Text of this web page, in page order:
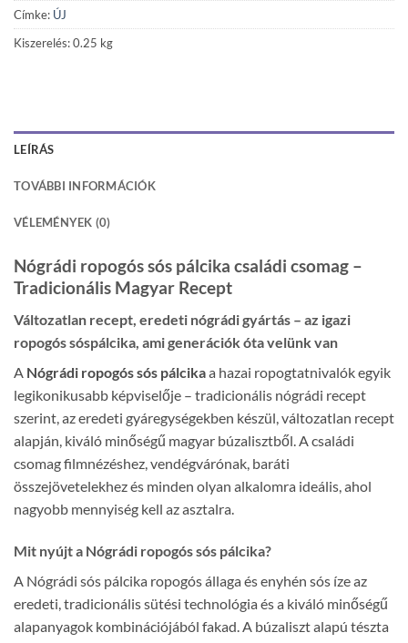
Címke: ÚJ
Kiszerelés: 0.25 kg
LEÍRÁS
TOVÁBBI INFORMÁCIÓK
VÉLEMÉNYEK (0)
Nógrádi ropogós sós pálcika családi csomag –
Tradicionális Magyar Recept
Változatlan recept, eredeti nógrádi gyártás – az igazi
ropogós sóspálcika, ami generációk óta velünk van
A Nógrádi ropogós sós pálcikaa hazai ropogtatnivalók egyik
legikonikusabb képviselője – tradicionális nógrádi recept
szerint, az eredeti gyáregységekben készül, változatlan recept
alapján, kiváló minőségű magyar búzalisztből. A családi
csomag filmnézéshez, vendégvárónak, baráti
összejövetelekhez és minden olyan alkalomra ideális, ahol
nagyobb mennyiség kell az asztalra.
Mit nyújt a Nógrádi ropogós sós pálcika?
A Nógrádi sós pálcika ropogós állaga és enyhén sós íze az
eredeti, tradicionális sütési technológia és a kiváló minőségű
alapanyagok kombinációjából fakad. A búzaliszt alapú tészta